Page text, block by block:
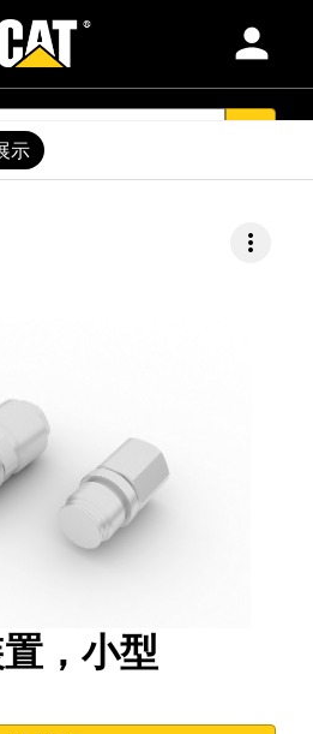
person
more_vert
，小型
示